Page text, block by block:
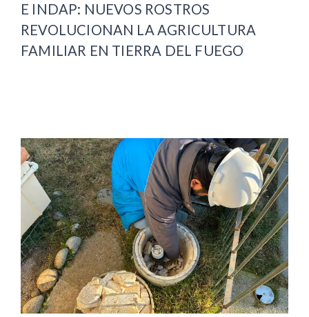
E INDAP: NUEVOS ROSTROS
REVOLUCIONAN LA AGRICULTURA
FAMILIAR EN TIERRA DEL FUEGO